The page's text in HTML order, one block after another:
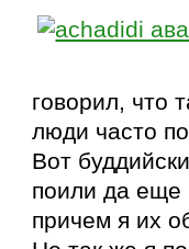
говорил, что
люди часто
Вот
поили да еще
причем я их